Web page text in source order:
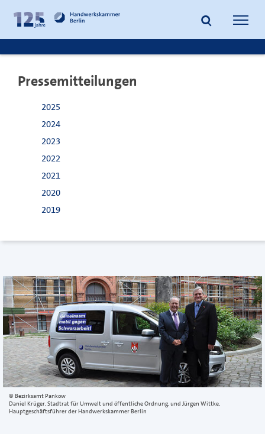
Inhalt
springen
Fußzeile
springen
Suche
Pressemitteilungen
2025
2024
2023
2022
2021
2020
2019
Bezirksamt Pankow
Daniel Krüger, Stadtrat für Umwelt und öffentliche Ordnung, und Jürgen Wittke,
Hauptgeschäftsführer der Handwerkskammer Berlin